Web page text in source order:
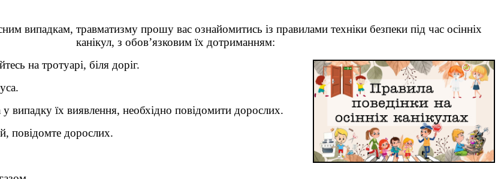
випадкам, травматизму прошу вас ознайомитись із правилами техніки безпеки під час осінніх
канікул, з обов’язковим їх дотриманням:
на тротуарі, біля доріг.
випадку їх виявлення, необхідно повідомити дорослих.
повідомте дорослих.